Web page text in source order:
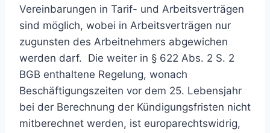
Vereinbarungen in Tarif- und Arbeitsverträgen
sind möglich, wobei in Arbeitsverträgen nur
zugunsten des Arbeitnehmers abgewichen
werden darf. Die weiter in § 622 Abs. 2 S. 2
BGB enthaltene Regelung, wonach
Beschäftigungszeiten vor dem 25. Lebensjahr
bei der Berechnung der Kündigungsfristen nicht
mitberechnet werden, ist europarechtswidrig,